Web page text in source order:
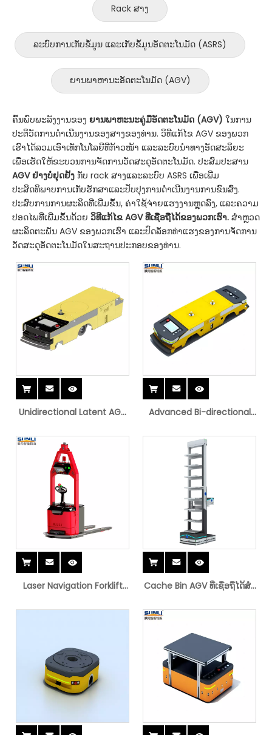
Rack ສາງ
ລະບົບການເກັບຂໍ້ມູນ ແລະເກັບຂໍ້ມູນອັດຕະໂນມັດ (ASRS)
ຍານພາຫານະອັດຕະໂນມັດ (AGV)
ຄົ້ນພົບພະລັງງານຂອງ ຍານພາຫະນະຄູ່ມືອັດຕະໂນມັດ (AGV) ໃນການ
ປະຕິວັດການດໍາເນີນງານຂອງສາງຂອງທ່ານ. ວິທີແກ້ໄຂ AGV ຂອງພວກ
ເຮົາໄດ້ລວມເອົາເທັກໂນໂລຍີທີ່ກ້າວໜ້າ ແລະລະບົບນຳທາງອັດສະລິຍະ
ເພື່ອເຮັດໃຫ້ຂະບວນການຈັດການວັດສະດຸອັດຕະໂນມັດ. ປະສົມປະສານ
AGV ຢ່າງບໍ່ຢຸດຢັ້ງ ກັບ rack ສາງແລະລະບົບ ASRS ເພື່ອເພີ່ມ
ປະສິດທິພາບການເກັບຮັກສາແລະປັບປຸງການດໍາເນີນງານການຂົນສົ່ງ.
ປະສົບການການຜະລິດທີ່ເພີ່ມຂຶ້ນ, ຄ່າໃຊ້ຈ່າຍແຮງງານຫຼຸດລົງ, ແລະຄວາມ
ປອດໄພທີ່ເພີ່ມຂຶ້ນດ້ວຍ ວິທີແກ້ໄຂ AGV ທີ່ເຊື່ອຖືໄດ້ຂອງພວກເຮົາ. ສຳຫຼວດ
ຜະລິດຕະພັນ AGV ຂອງພວກເຮົາ ແລະປົດລັອກທ່າແຮງຂອງການຈັດການ
ວັດສະດຸອັດຕະໂນມັດໃນສະຖານປະກອບຂອງທ່ານ.
Unidirectional Latent AGV
ເກັບຮັກສາ
Advanced Bi-directional
Laser Navigation Forklift
Cache Bin AGV ທີ່ເຊື່ອຖືໄດ້ສໍາ